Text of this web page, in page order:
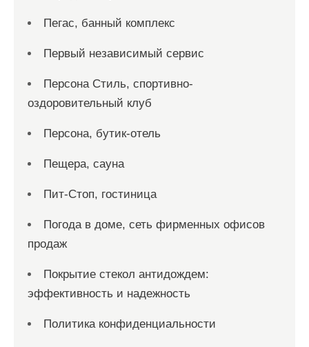
Пегас, банный комплекс
Первый независимый сервис
Персона Стиль, спортивно-
оздоровительный клуб
Персона, бутик-отель
Пещера, сауна
Пит-Стоп, гостиница
Погода в доме, сеть фирменных офисов
продаж
Покрытие стекол антидождем:
эффективность и надежность
Политика конфиденциальности